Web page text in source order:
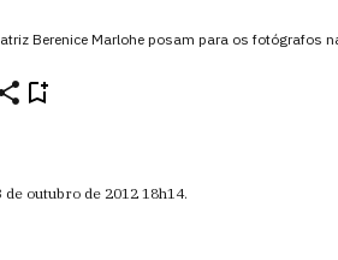
Berenice Marlohe posam para os
de outubro de 2012 18h14.